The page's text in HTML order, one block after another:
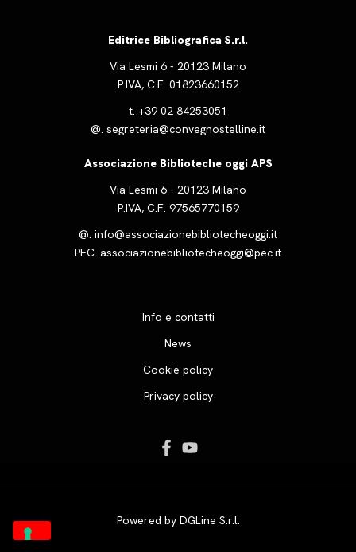
Editrice Bibliografica S.r.l.
Via Lesmi 6 - 20123 Milano
P.IVA, C.F. 01823660152
t. +39 02 84253051
@. segreteria@convegnostelline.it
Associazione Biblioteche oggi APS
Via Lesmi 6 - 20123 Milano
P.IVA, C.F. 97565770159
@. info@associazionebibliotecheoggi.it
PEC. associazionebibliotecheoggi@pec.it
Info e contatti
News
Cookie policy
Privacy policy
Powered by DGLine S.r.l.